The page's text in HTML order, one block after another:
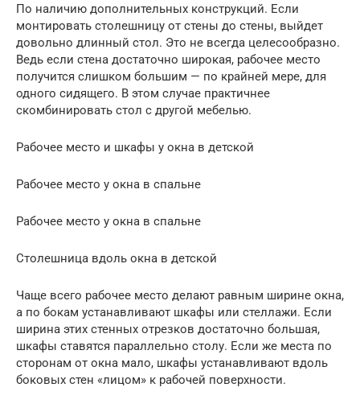
По наличию дополнительных конструкций. Если
монтировать столешницу от стены до стены, выйдет
довольно длинный стол. Это не всегда целесообразно.
Ведь если стена достаточно широкая, рабочее место
получится слишком большим — по крайней мере, для
одного сидящего. В этом случае практичнее
скомбинировать стол с другой мебелью.
Рабочее место и шкафы у окна в детской
Рабочее место у окна в спальне
Рабочее место у окна в спальне
Столешница вдоль окна в детской
Чаще всего рабочее место делают равным ширине окна,
а по бокам устанавливают шкафы или стеллажи. Если
ширина этих стенных отрезков достаточно большая,
шкафы ставятся параллельно столу. Если же места по
сторонам от окна мало, шкафы устанавливают вдоль
боковых стен «лицом» к рабочей поверхности.